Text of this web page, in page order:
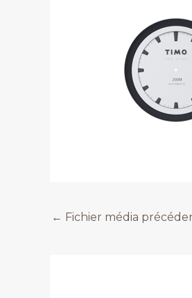
← Fichier média